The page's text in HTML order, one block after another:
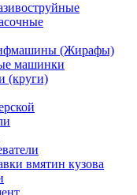
(Жирафы)
машинки
(круги)
вмятин кузова